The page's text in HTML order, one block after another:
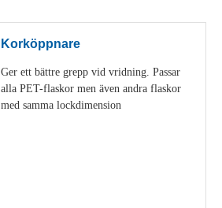
Korköppnare
Ger ett bättre grepp vid vridning. Passar
alla PET-flaskor men även andra flaskor
med samma lockdimension